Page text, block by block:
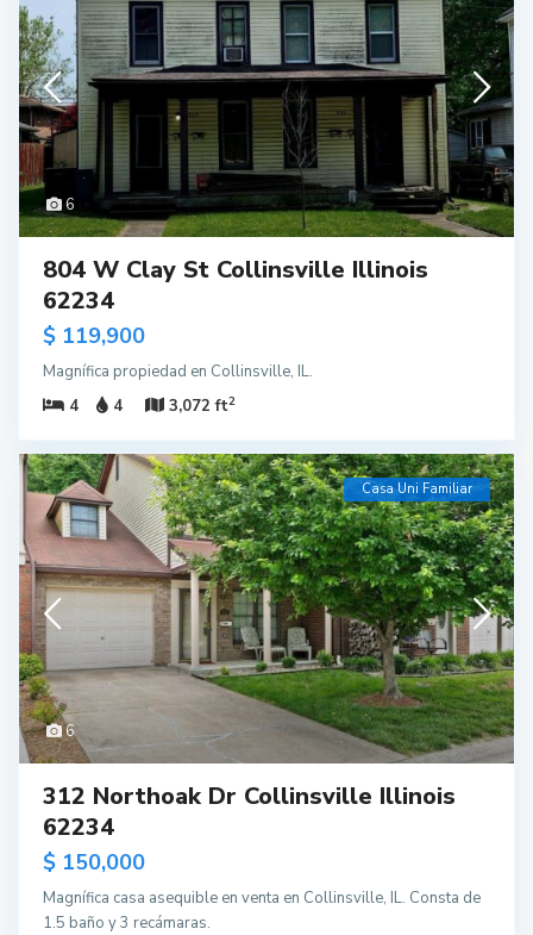
6
804 W Clay St Collinsville Illinois
62234
$ 119,900
Magnífica propiedad en Collinsville, IL.
4
4 3,072 ft2
6
Casa Uni Familiar
312 Northoak Dr Collinsville Illinois
62234
$ 150,000
Magnífica casa asequible en venta en Collinsville, IL. Consta de
1.5 baño y 3 recámaras.